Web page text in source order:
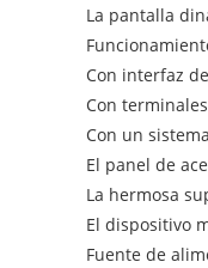
La pantalla
Con interfaz
Con
Con un
El panel de
La hermosa
El dispositivo
Fuente de